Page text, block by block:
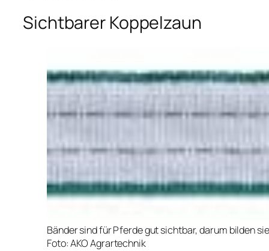
Sichtbarer Koppelzaun
Bänder sind für Pferde gut sichtbar, darum bilden
Foto: AKO Agrartechnik